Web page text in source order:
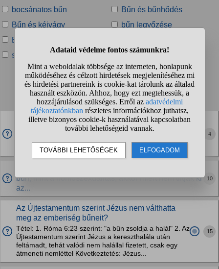
bocsánatos bűn
Bűn és bűnhődés
Bűn és kéjvágy
bűn legyőzése
Eredendő bűn
súlyos bűn
Talált kérdések:
1 2 3 4 ... ❯ ❯❯
Miért talált ki olyat Adonáj, hogy az önkényesztetés
amikor egyedül vagyunk)
4
bűn, mint a homoszexualitás, akkor miért nem tiltják ki
az...
10
Az Újtestamentum szerint Jézus nem válthatta
meg az emberiség bűneit?
Tétel: 1. Róma 6:23 szerint: "a bűn zsoldja a halál" 2. Az
Újtestamentum szerint Jézus a kereszthalála után
feltámadt, tehát valódi nem halállal fizetett, csak egy
átmeneti nemléttel Következtetés: Jézus...
15